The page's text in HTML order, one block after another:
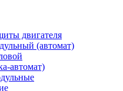
двигателя
(автомат)
автомат)